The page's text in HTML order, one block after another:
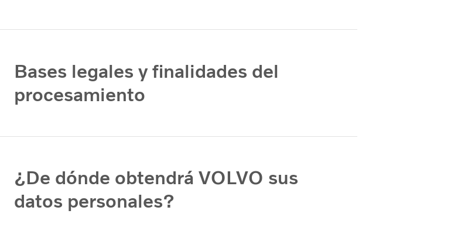
Bases legales y finalidades del
procesamiento
¿De dónde obtendrá VOLVO sus
datos personales?